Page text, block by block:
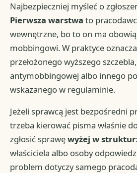
Najbezpieczniej myśleć o
Pierwsza warstwa to
wewnętrzne, bo to on ma
mobbingowi. W praktyce
przełożonego wyższego
antymobbingowej albo innego
wskazanego w regulaminie.
Jeżeli sprawcą jest bezpośredni
trzeba kierować pisma właśnie
zgłosić sprawęwyżej w
właściciela albo osoby
problem dotyczy samego